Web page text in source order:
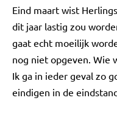
Eind maart wist
dit jaar lastig zou
gaat echt moeilijk
nog niet opgeven. Wie
Ik ga in ieder geval zo
eindigen in de